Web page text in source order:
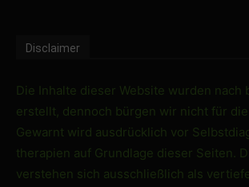
Disclaimer
Die Inhalte dieser Website wurden nach
erstellt, dennoch bürgen wir nicht für
Gewarnt wird ausdrücklich vor
therapien auf Grundlage dieser Seiten.
verstehen sich ausschließlich als